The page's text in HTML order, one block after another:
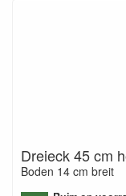
Dreieck 45 cm
Boden 14 cm breit